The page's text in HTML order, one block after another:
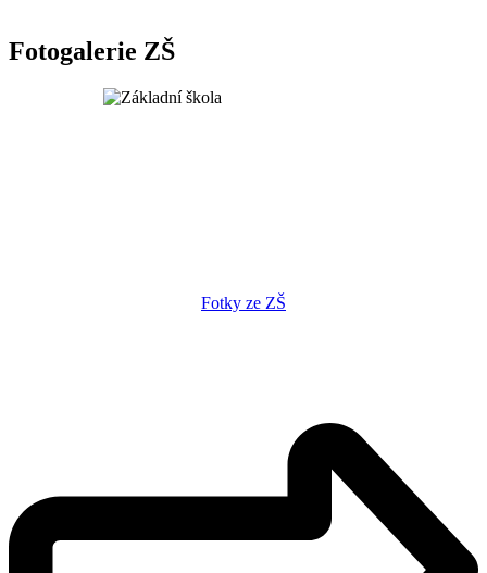
Fotogalerie ZŠ
Fotky ze ZŠ